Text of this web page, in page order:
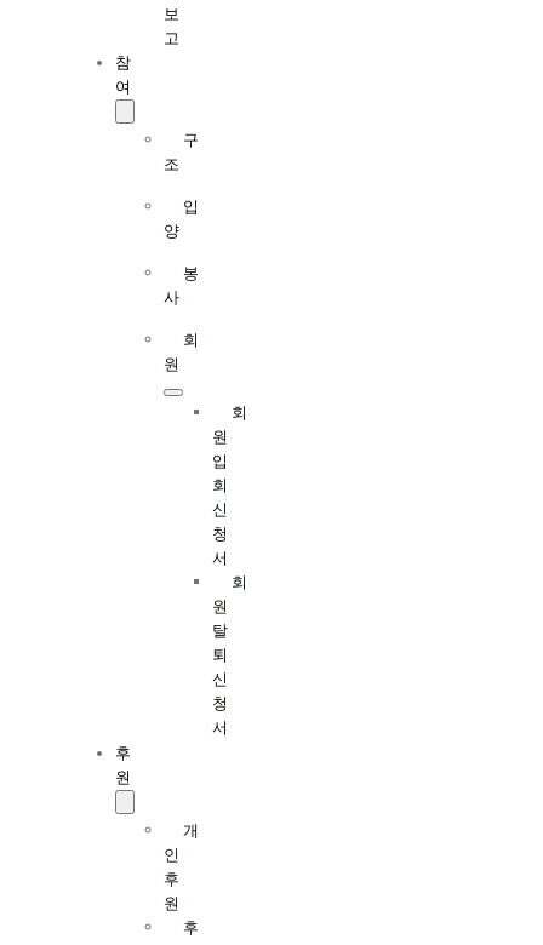
보
고
참
여
구
조
입
양
봉
사
회
원
회
원
입
회
신
청
서
회
원
탈
퇴
신
청
서
후
원
개
인
후
원
후